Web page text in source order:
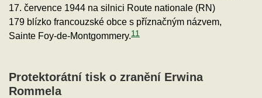
17. července 1944 na silnici Route nationale (RN)
179 blízko francouzské obce s příznačným názvem,
Sainte Foy-de-Montgommery.11
Protektorátní tisk o zranění Erwina
Rommela